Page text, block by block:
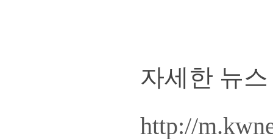
자세한 뉴
http://